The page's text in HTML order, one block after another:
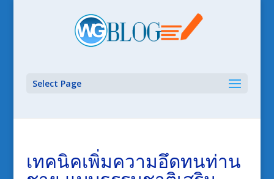
Select Page
เทคนิคเพิ่มความอึดทนท่าน